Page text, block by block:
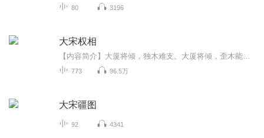
80 3196
大宋权相
773 96.5万
大宋疆图
92 4341